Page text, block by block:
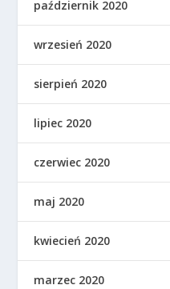
październik 2020
wrzesień 2020
sierpień 2020
lipiec 2020
czerwiec 2020
maj 2020
kwiecień 2020
marzec 2020